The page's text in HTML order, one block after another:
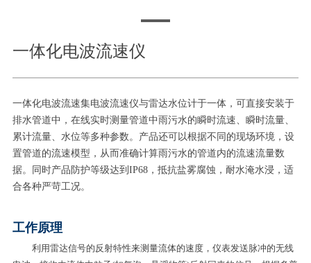
一体化电波流速仪
一体化电波流速集电波流速仪与雷达水位计于一体，可直接安装于
排水管道中，在线实时测量管道中雨污水的瞬时流速、瞬时流量、
累计流量、水位等多种参数。产品还可以根据不同的现场环境，设
置管道的流速模型，从而准确计算雨污水的管道内的流速流量数
据。同时产品防护等级达到IP68，抵抗盐雾腐蚀，耐水淹水浸，适
合各种严苛工况。
工作原理
利用雷达信号的反射特性来测量流体的速度，仪表发送脉冲的无线